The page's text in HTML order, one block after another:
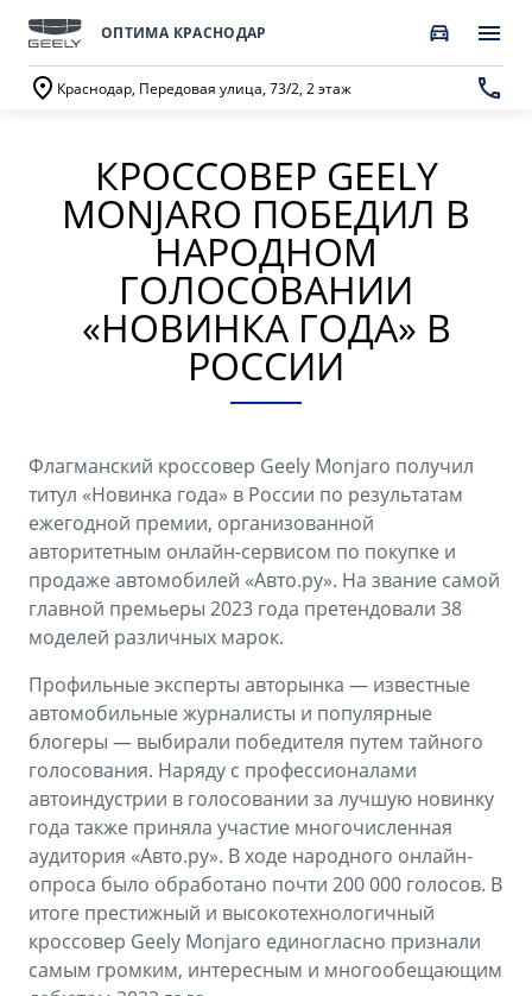
ОПТИМА КРАСНОДАР
Краснодар, Передовая улица, 73/2, 2 этаж
МОДЕЛИ
GEELY EX5 Гибрид
от 3 214 990 ₽*
НОВЫЙ COOLRAY
от 2 764 990 ₽*
CITYRAY
от 2 599 990 ₽*
ATLAS
от 3 189 990 ₽*
OKAVANGO MONJARO
PREFACE
от 3 079 990 ₽*
GEELY EX5
от 3 769 990 ₽*
ПОКУПАТЕЛЯМ
ВЫБОР И ПОКУПКА
Автомобили в наличии
Спецпредложения
Получить персональное предложение
Трейд-ин
Аксессуары
Зарядные устройства
ФИНАНСЫ И УСЛУГИ
Автокредит
Расчет КАСКО
Страхование
GEELY Лизинг
ВЛАДЕЛЬЦАМ
СЕРВИС
Запись в сервисный центр
Техническое обслуживание
Руководство по эксплуатации
Советы по эксплуатации
Спецпредложения
ПОДДЕРЖКА
Помощь на дорогах
Гарантия Geely
Сервисная книжка
Вопросы и ответы
О КОМПАНИИ
О бренде GEELY
О дилерском центре
Новости
Контакты
КРОССОВЕР GEELY
MONJARO ПОБЕДИЛ В
НАРОДНОМ
ГОЛОСОВАНИИ
«НОВИНКА ГОДА» В
РОССИИ
Флагманский кроссовер Geely Monjaro получил
титул «Новинка года» в России по результатам
ежегодной премии, организованной
авторитетным онлайн-сервисом по покупке и
продаже автомобилей «Авто.ру». На звание самой
главной премьеры 2023 года претендовали 38
моделей различных марок.
Профильные эксперты авторынка — известные
автомобильные журналисты и популярные
блогеры — выбирали победителя путем тайного
голосования. Наряду с профессионалами
автоиндустрии в голосовании за лучшую новинку
года также приняла участие многочисленная
аудитория «Авто.ру». В ходе народного онлайн-
опроса было обработано почти 200 000 голосов. В
итоге престижный и высокотехнологичный
кроссовер Geely Monjaro единогласно признали
самым громким, интересным и многообещающим